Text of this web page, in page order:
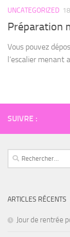
UNCATEGORIZED
Préparation
Vous pouvez
l’escalier menant
SUIVRE :
Rechercher :
ARTICLES RÉCENTS
Jour de rentrée